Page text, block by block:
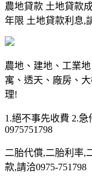
農地貸款 土地貸款
年限 土地貸款利息,
農地、建地、工業
寓、透天、廠房、
理!
1.絕不事先收費 2.
0975751798
二胎代償,二胎利率,
款,請洽0975-751798